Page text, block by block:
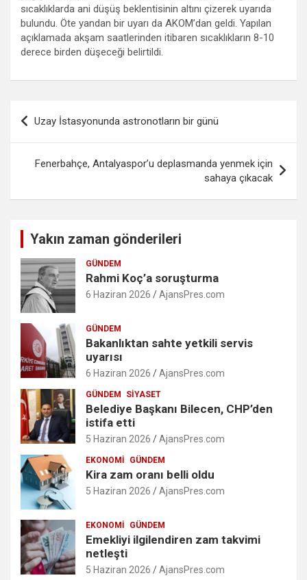
sıcaklıklarda ani düşüş beklentisinin altını çizerek uyarıda
bulundu. Öte yandan bir uyarı da AKOM’dan geldi. Yapılan
açıklamada akşam saatlerinden itibaren sıcaklıkların 8-10
derece birden düşeceği belirtildi.
Yazı
gezinmesi
Uzay İstasyonunda astronotların bir günü
Fenerbahçe, Antalyaspor’u deplasmanda yenmek için
sahaya çıkacak
Yakın zaman gönderileri
GÜNDEM
Rahmi Koç’a soruşturma
6 Haziran 2026 AjansPres.com
GÜNDEM
Bakanlıktan sahte yetkili servis
uyarısı
6 Haziran 2026 AjansPres.com
GÜNDEM SIYASET
Belediye Başkanı Bilecen, CHP’den
istifa etti
5 Haziran 2026 AjansPres.com
EKONOMI GÜNDEM
Kira zam oranı belli oldu
5 Haziran 2026 AjansPres.com
EKONOMI GÜNDEM
Emekliyi ilgilendiren zam takvimi
netleşti
5 Haziran 2026 AjansPres.com